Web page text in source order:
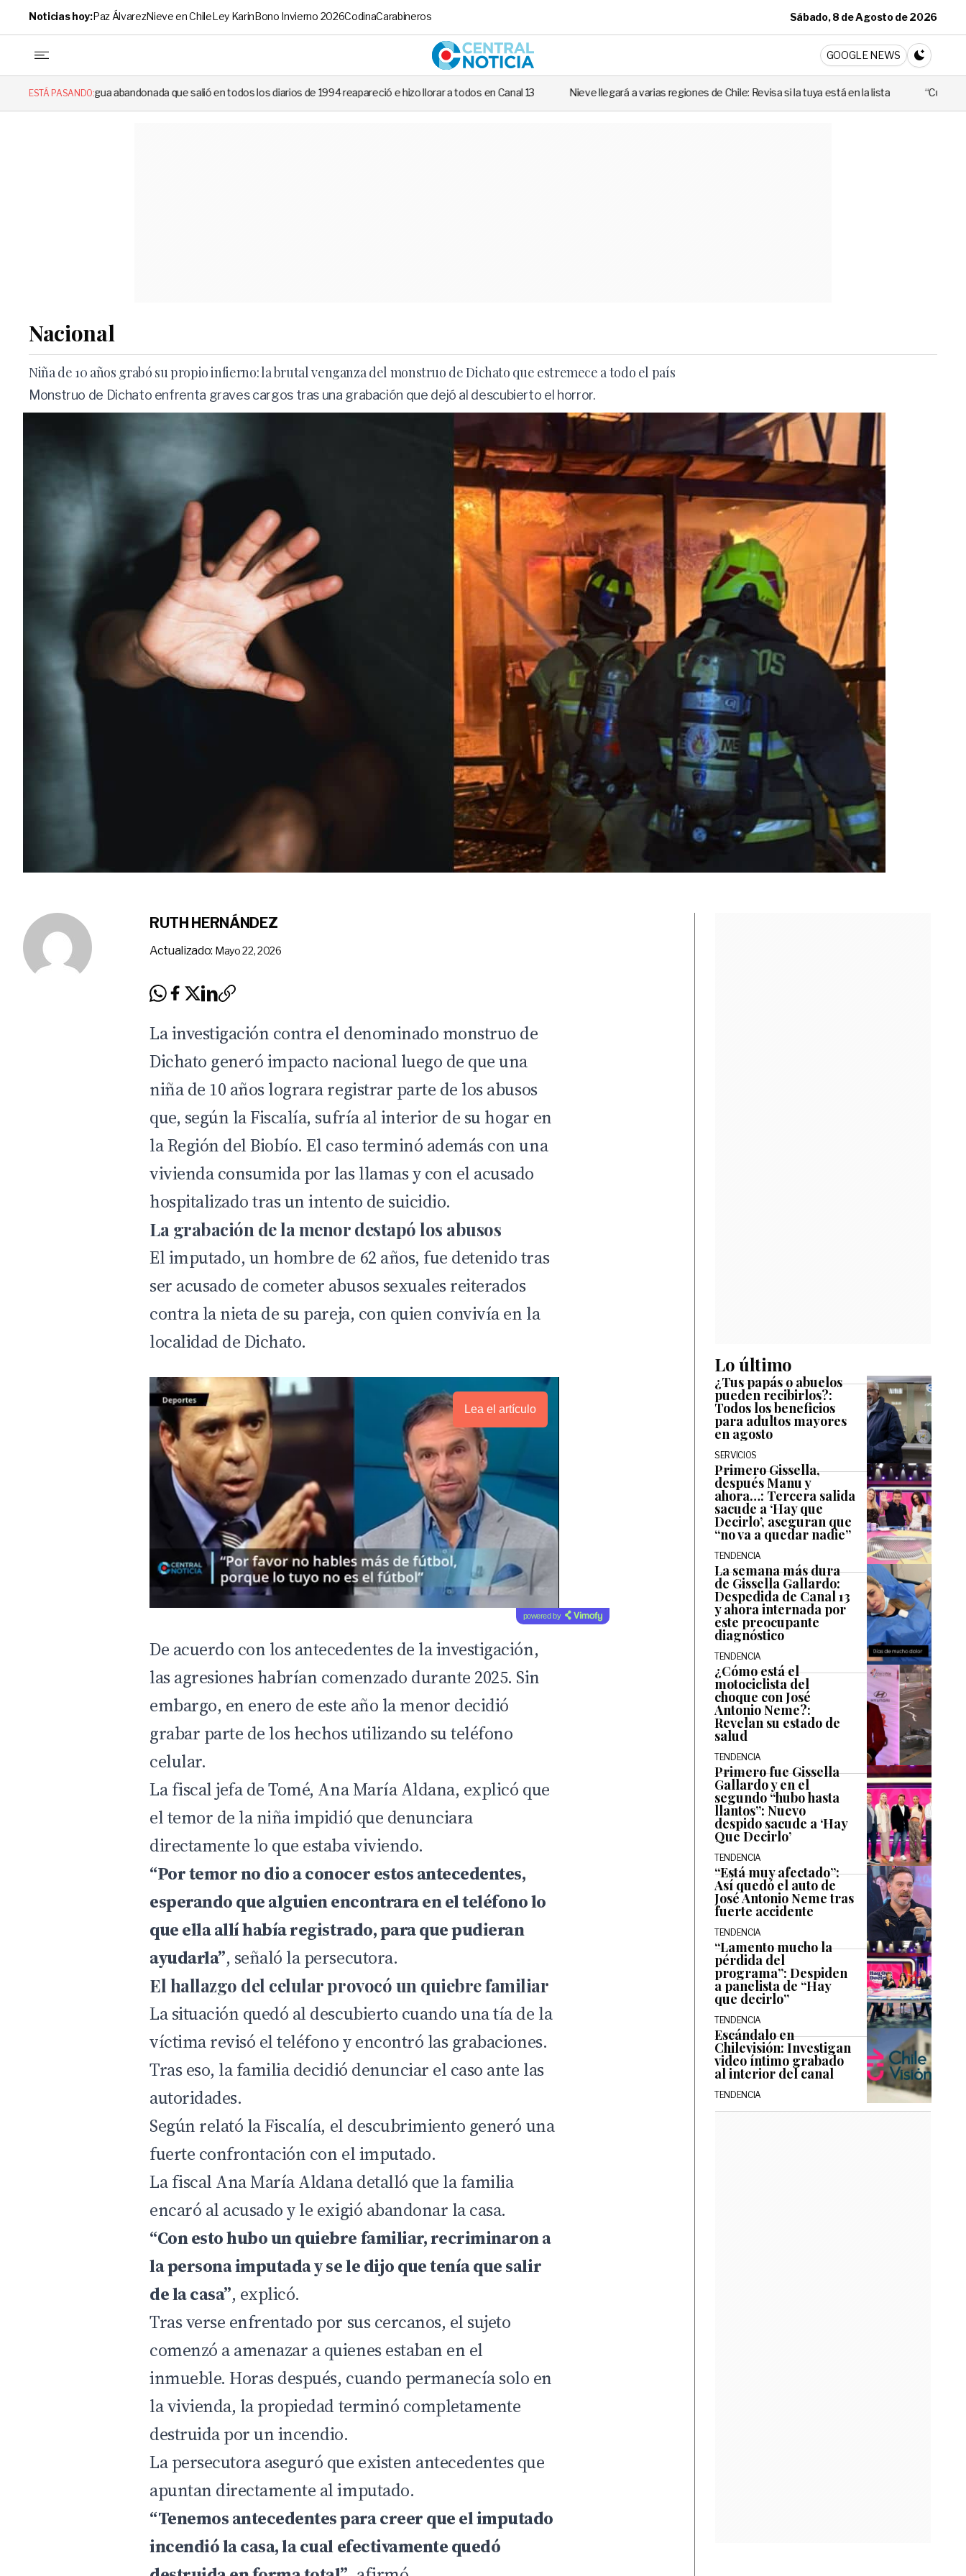
Noticias hoy:Paz ÁlvarezNieve en ChileLey KarinBono Invierno 2026CodinaCarabineros Sábado, 8 de Agosto de 2026
Central Noticia
GOOGLE NEWS
CAMBIA A
ESTÁ PASANDO:
abandonada que salió en todos los diarios de 1994 reapareció e hizo llorar a todos en Canal 13 Nieve llegará a varias regiones de Chile: Revisa si la tuya está en la lista “Cuando alguien utiliza mal
Nacional
Niña de 10 años grabó su propio infierno: la brutal venganza del monstruo de Dichato que estremece a todo el país
Monstruo de Dichato enfrenta graves cargos tras una grabación que dejó al descubierto el horror.
RUTH HERNÁNDEZ
Actualizado: Mayo 22, 2026
La investigación contra el denominado monstruo de
Dichato generó impacto nacional luego de que una
niña de 10 años lograra registrar parte de los abusos
que, según laFiscalía, sufría al interior de su hogar en
la Región del Biobío. El caso terminó además con una
vivienda consumida por las llamas y con el acusado
hospitalizado tras un intento de suicidio.
La grabación de la menor destapó los abusos
El imputado, un hombre de 62 años, fue detenido tras
ser acusado de cometer abusos sexuales reiterados
contra la nieta de su pareja, con quien convivía en la
localidad de Dichato.
Lea el artículo
powered by
De acuerdo con los antecedentes de la investigación,
las agresiones habrían comenzado durante 2025. Sin
embargo, en enero de este año la menor decidió
grabar parte de los hechos utilizando su teléfono
celular.
La fiscal jefa de Tomé, Ana María Aldana, explicó que
el temor de la niña impidió que denunciara
directamente lo que estaba viviendo.
“Por temor no dio a conocer estos antecedentes,
esperando que alguien encontrara en el teléfono lo
que ella allí había registrado, para que pudieran
ayudarla”, señaló la persecutora.
El hallazgo del celular provocó un quiebre familiar
La situación quedó al descubierto cuando una tía de la
víctima revisó el teléfono y encontró las grabaciones.
Tras eso, la familia decidió denunciar el caso ante las
autoridades.
Según relató la Fiscalía, el descubrimiento generó una
fuerte confrontación con el imputado.
La fiscal Ana María Aldana detalló que la familia
encaró al acusado y le exigió abandonar la casa.
“Con esto hubo un quiebre familiar, recriminaron a
la persona imputada y se le dijo que tenía que salir
de la casa”, explicó.
Tras verse enfrentado por sus cercanos, el sujeto
comenzó a amenazar a quienes estaban en el
inmueble. Horas después, cuando permanecía solo en
la vivienda, la propiedad terminó completamente
destruida por un incendio.
La persecutora aseguró que existen antecedentes que
apuntan directamente al imputado.
“Tenemos antecedentes para creer que el imputado
incendió la casa, la cual efectivamente quedó
Lo último
¿Tus papás o abuelos
pueden recibirlos?:
Todos los beneficios
para adultos mayores
en agosto
SERVICIOS
Primero Gissella,
después Manu y
ahora…: Tercera salida
sacude a ‘Hay que
Decirlo’, aseguran que
“no va a quedar nadie”
TENDENCIA
La semana más dura
de Gissella Gallardo:
Despedida de Canal 13
y ahora internada por
este preocupante
diagnóstico
TENDENCIA
¿Cómo está el
motociclista del
choque con José
Antonio Neme?:
Revelan su estado de
salud
TENDENCIA
Primero fue Gissella
Gallardo y en el
segundo “hubo hasta
llantos”: Nuevo
despido sacude a ‘Hay
Que Decirlo’
TENDENCIA
“Está muy afectado”:
Así quedó el auto de
José Antonio Neme tras
fuerte accidente
TENDENCIA
“Lamento mucho la
pérdida del
programa”: Despiden
a panelista de “Hay
que decirlo”
TENDENCIA
Escándalo en
Chilevisión: Investigan
video íntimo grabado
al interior del canal
TENDENCIA